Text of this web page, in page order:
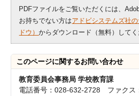
PDFファイルをご覧いただくには、
お持ちでない方はアドビシステムズ社
ドウ）からダウンロード（無料）してく
このページに関するお問い合わせ
教育委員会事務局 学校教育課
電話番号：028-632-2728 ファクス